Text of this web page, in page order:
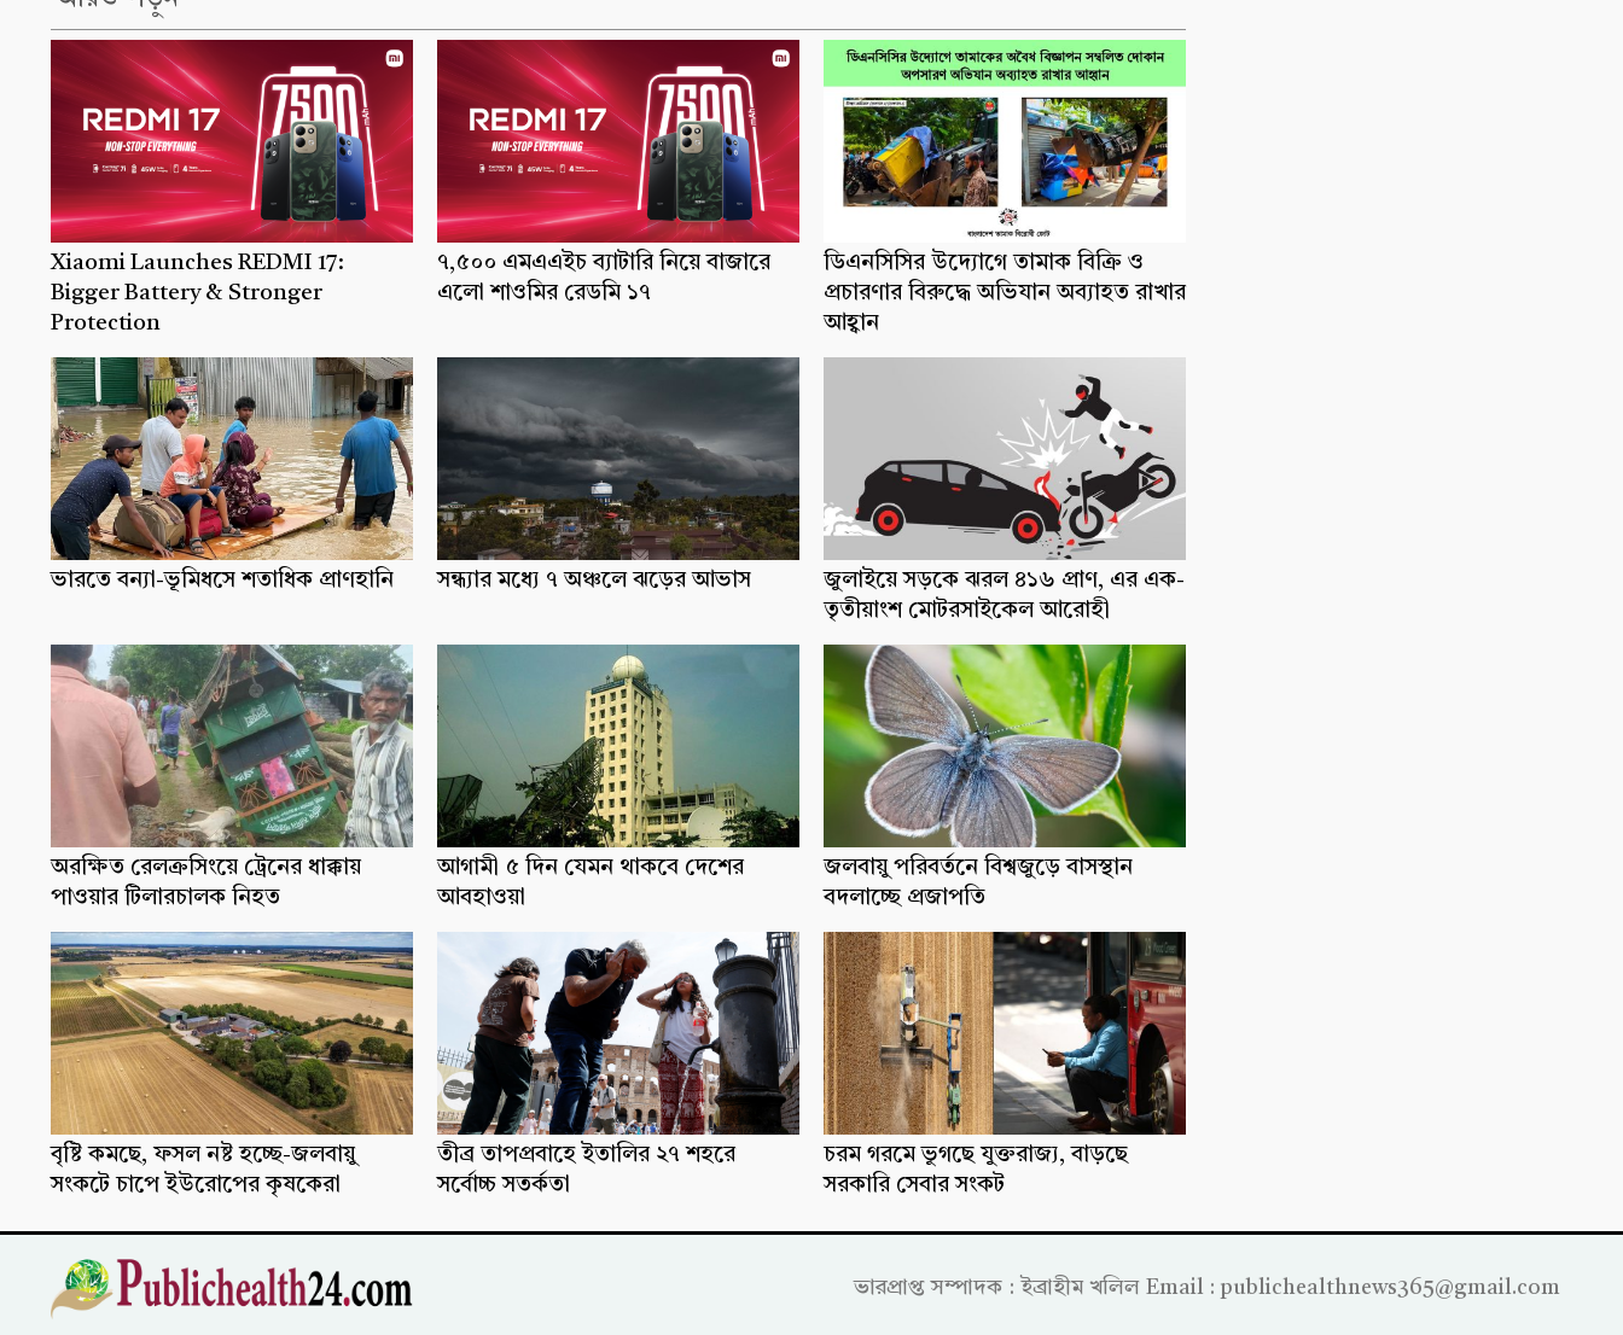
Xiaomi Launches REDMI 17:
Bigger Battery & Stronger
Protection
৭,৫০০ এমএএইচ ব্যাটারি নিয়ে বাজারে
এলো শাওমির রেডমি ১৭
ডিএনসিসির উদ্যোগে তামাক বিক্রি ও
প্রচারণার বিরুদ্ধে অভিযান অব্যাহত রাখার
আহ্বান
ভারতে বন্যা-ভূমিধসে শতাধিক প্রাণহানি সন্ধ্যার মধ্যে ৭ অঞ্চলে ঝড়ের আভাস
জুলাইয়ে সড়কে ঝরল ৪১৬ প্রাণ, এর এক-
তৃতীয়াংশ মোটরসাইকেল আরোহী
অরক্ষিত রেলক্রসিংয়ে ট্রেনের ধাক্কায়
পাওয়ার টিলারচালক নিহত
আগামী ৫ দিন যেমন থাকবে দেশের
আবহাওয়া
জলবায়ু পরিবর্তনে বিশ্বজুড়ে বাসস্থান
বদলাচ্ছে প্রজাপতি
বৃষ্টি কমছে, ফসল নষ্ট হচ্ছে-জলবায়ু
সংকটে চাপে ইউরোপের কৃষকেরা
তীব্র তাপপ্রবাহে ইতালির ২৭ শহরে
সর্বোচ্চ সতর্কতা
চরম গরমে ভুগছে যুক্তরাজ্য, বাড়ছে
সরকারি সেবার সংকট
ভারপ্রাপ্ত সম্পাদক : ইব্রাহীম খলিল Email : publichealthnews365@gmail.com